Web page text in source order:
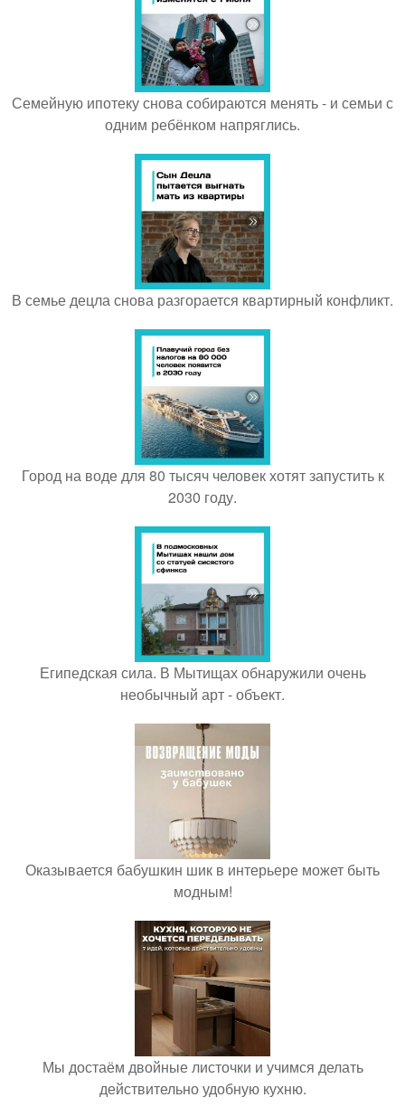
Семейную ипотеку снова собираются менять - и семьи с
одним ребёнком напряглись.
В семье децла снова разгорается квартирный конфликт.
Город на воде для 80 тысяч человек хотят запустить к
2030 году.
Египедская сила. В Мытищах обнаружили очень
необычный арт - объект.
Оказывается бабушкин шик в интерьере может быть
модным!
Мы достаём двойные листочки и учимся делать
действительно удобную кухню.